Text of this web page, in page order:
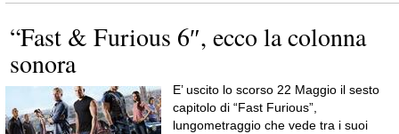
“Fast & Furious 6″, ecco la colonna
sonora
E’ uscito lo scorso 22 Maggio il sesto
capitolo di “Fast Furious”,
lungometraggio che vede tra i suoi